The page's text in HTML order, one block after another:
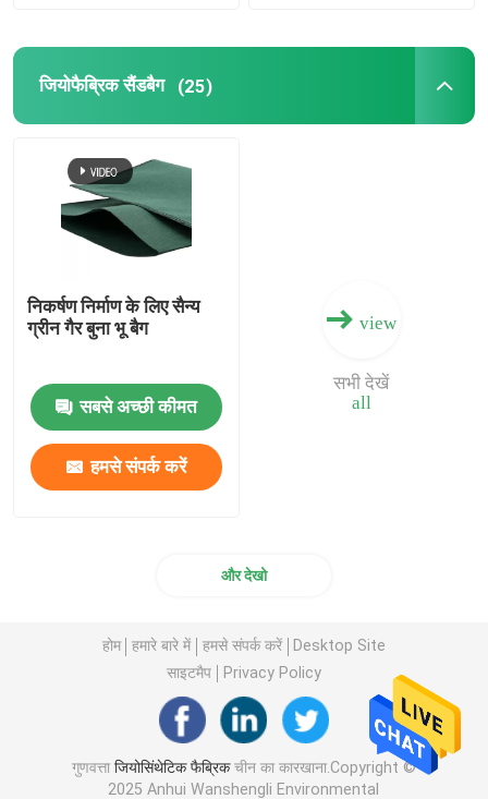
जियोफैब्रिक सैंडबैग (25)
निकर्षण निर्माण के लिए सैन्य
ग्रीन गैर बुना भू बैग
सबसे अच्छी कीमत
हमसे संपर्क करें
view
all
सभी देखें
और देखो
होम हमारे बारे में हमसे संपर्क करें
Desktop Site
साइटमैप
Privacy Policy
गुणवत्ता जियोसिंथेटिक फैब्रिकचीन का कारखाना.Copyright ©
2025 Anhui Wanshengli Environmental